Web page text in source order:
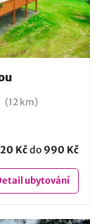
(12 km)
Kčdo 990 Kč
ubytování